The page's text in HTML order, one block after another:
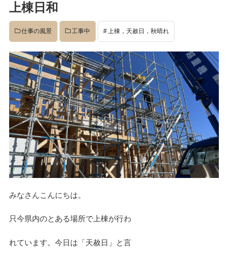
日:
上棟日和
仕事の風景 工事中 上棟，天赦日，秋晴れ
みなさんこんにちは。
只今県内のとある場所で上棟が行わ
れています。今日は「天赦日」と言
イベント
完成後
工事中
設計
社長のコラム
店舗